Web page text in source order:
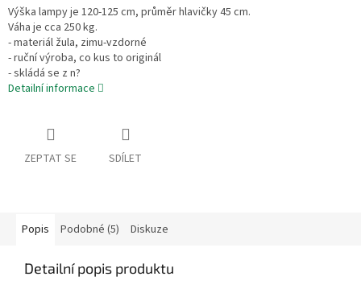
Výška lampy je 120-125 cm, průměr hlavičky 45 cm.
Váha je cca 250 kg.
- materiál žula, zimu-vzdorné
- ruční výroba, co kus to originál
- skládá se z n?
Detailní informace
ZEPTAT SE SDÍLET
Popis Podobné (5) Diskuze
Detailní popis produktu